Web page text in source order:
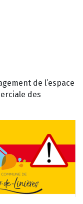
de l’espace
des